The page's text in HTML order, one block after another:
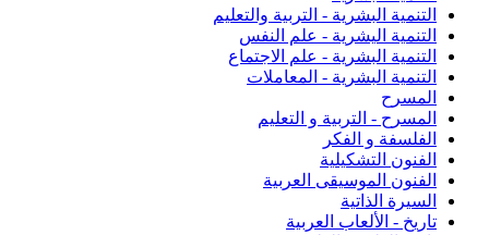
التنمية البشرية - التربية والتعليم
التنمية اليشرية - علم النفس
التنمية البشرية - علم الاجتماع
التنمية البشرية - المعاملات
المسرح
المسرح - التربية و التعليم
الفلسفة و الفكر
الفنون التشكيلية
الفنون الموسيقى العربية
السيرة الذاتية
تاريخ - الألعاب العربية